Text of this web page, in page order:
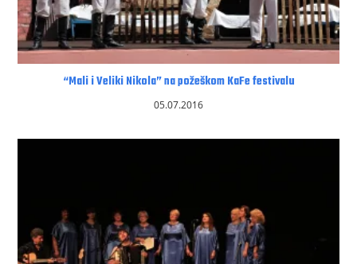
“Mali i Veliki Nikola” na požeškom KaFe festivalu
05.07.2016